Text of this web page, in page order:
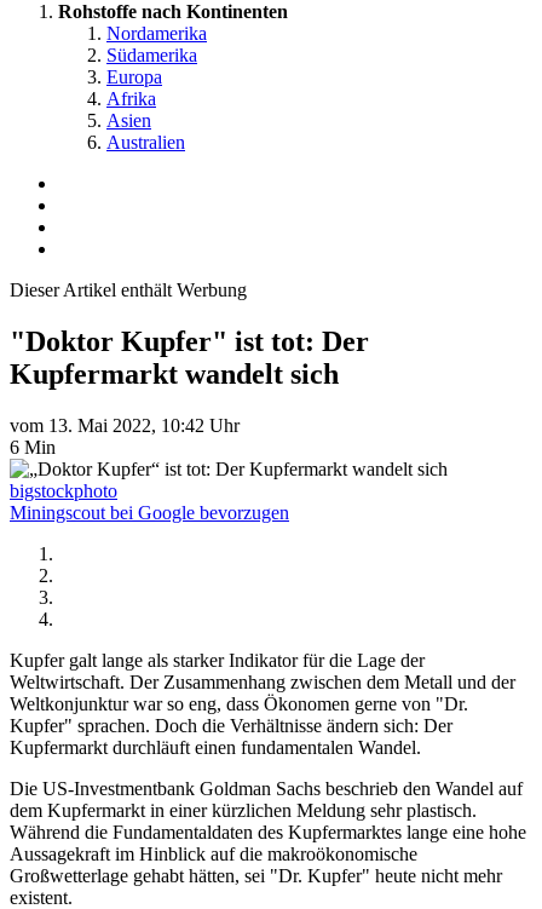
Rohstoffe nach Kontinenten
Nordamerika
Südamerika
Europa
Afrika
Asien
Australien
Dieser Artikel enthält Werbung
"Doktor Kupfer" ist tot: Der
Kupfermarkt wandelt sich
vom 13. Mai 2022, 10:42 Uhr
6 Min
bigstockphoto
Miningscout bei Google bevorzugen
Kupfer galt lange als starker Indikator für die Lage der
Weltwirtschaft. Der Zusammenhang zwischen dem Metall und der
Weltkonjunktur war so eng, dass Ökonomen gerne von "Dr.
Kupfer" sprachen. Doch die Verhältnisse ändern sich: Der
Kupfermarkt durchläuft einen fundamentalen Wandel.
Die US-Investmentbank Goldman Sachs beschrieb den Wandel auf
dem Kupfermarkt in einer kürzlichen Meldung sehr plastisch.
Während die Fundamentaldaten des Kupfermarktes lange eine hohe
Aussagekraft im Hinblick auf die makroökonomische
Großwetterlage gehabt hätten, sei "Dr. Kupfer" heute nicht mehr
existent.